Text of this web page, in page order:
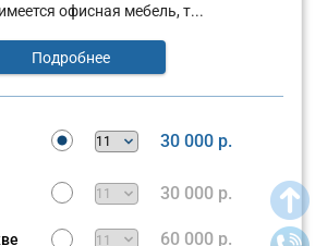
офисная мебель, т...
Подробнее
30 000 р.
30 000 р.
60 000 р.